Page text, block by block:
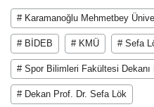
# Karamanoğlu Mehmetbey
# BİDEB # KMÜ # Sefa
# Spor Bilimleri Fakültesi
# Dekan Prof. Dr. Sefa Lök